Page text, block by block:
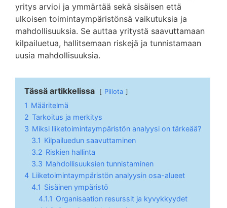
yritys arvioi ja ymmärtää sekä sisäisen että
ulkoisen toimintaympäristönsä vaikutuksia ja
mahdollisuuksia. Se auttaa yritystä saavuttamaan
kilpailuetua, hallitsemaan riskejä ja tunnistamaan
uusia mahdollisuuksia.
Tässä artikkelissa Piilota
1 Määritelmä
2 Tarkoitus ja merkitys
3 Miksi liiketoimintaympäristön analyysi on tärkeää?
3.1 Kilpailuedun saavuttaminen
3.2 Riskien hallinta
3.3 Mahdollisuuksien tunnistaminen
4 Liiketoimintaympäristön analyysin osa-alueet
4.1 Sisäinen ympäristö
4.1.1 Organisaation resurssit ja kyvykkyydet